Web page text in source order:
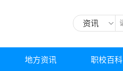
资讯
地方资讯 职校百科